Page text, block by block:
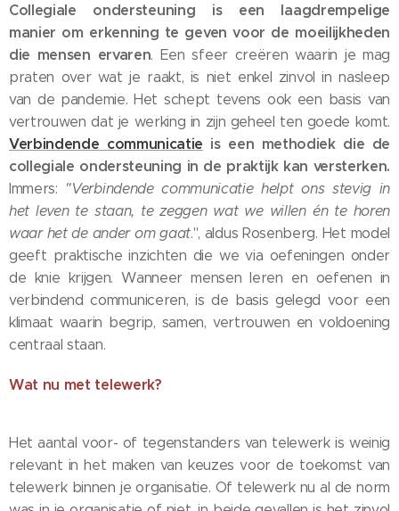
Collegiale ondersteuning is een laagdrempelige
manier om erkenning te geven voor de moeilijkheden
die mensen ervaren. Een sfeer creëren waarin je mag
praten over wat je raakt, is niet enkel zinvol in nasleep
van de pandemie. Het schept tevens ook een basis van
vertrouwen dat je werking in zijn geheel ten goede komt.
Verbindende communicatie is een methodiek die de
collegiale ondersteuning in de praktijk kan versterken.
Immers: "Verbindende communicatie helpt ons stevig in
het leven te staan, te zeggen wat we willen én te horen
waar het de ander om gaat.", aldus Rosenberg. Het model
geeft praktische inzichten die we via oefeningen onder
de knie krijgen. Wanneer mensen leren en oefenen in
verbindend communiceren, is de basis gelegd voor een
klimaat waarin begrip, samen, vertrouwen en voldoening
centraal staan.
Wat nu met telewerk?
Het aantal voor- of tegenstanders van telewerk is weinig
relevant in het maken van keuzes voor de toekomst van
telewerk binnen je organisatie. Of telewerk nu al de norm